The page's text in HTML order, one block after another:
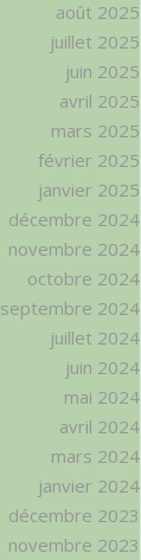
août 2025
juillet 2025
juin 2025
avril 2025
mars 2025
février 2025
janvier 2025
décembre 2024
novembre 2024
octobre 2024
septembre 2024
juillet 2024
juin 2024
mai 2024
avril 2024
mars 2024
janvier 2024
décembre 2023
novembre 2023